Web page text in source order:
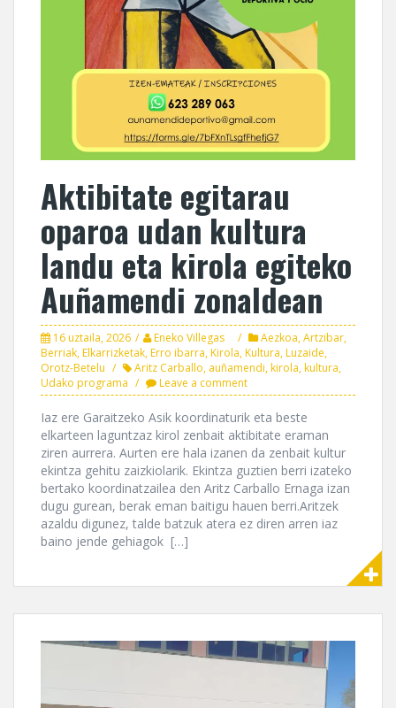
Aktibitate egitarau
oparoa udan kultura
landu eta kirola egiteko
Auñamendi zonaldean
16 uztaila, 2026 Eneko Villegas Aezkoa,Artzibar,
Berriak,Elkarrizketak,Erro ibarra,Kirola,Kultura,Luzaide,
Orotz-Betelu
Aritz Carballo, auñamendi,kirola,kultura,
Udako programa
Leave a comment
Iaz ere Garaitzeko Asik koordinaturik eta beste
elkarteen laguntzaz kirol zenbait aktibitate eraman
ziren aurrera. Aurten ere hala izanen da zenbait kultur
ekintza gehitu zaizkiolarik. Ekintza guztien berri izateko
bertako koordinatzailea den Aritz Carballo Ernaga izan
dugu gurean, berak eman baitigu hauen berri.Aritzek
azaldu digunez, talde batzuk atera ez diren arren iaz
baino jende gehiagok […]